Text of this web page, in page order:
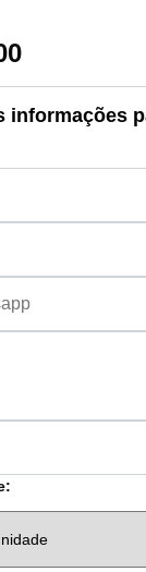
informações